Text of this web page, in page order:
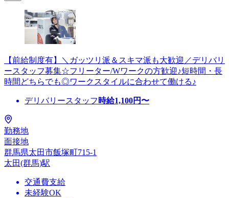
【前給制度有】＼ガッツリ派＆スキマ派も大歓迎／デリバリ
ースタッフ募集☆フリーター/Wワークの方歓迎♪短時間・長
時間どちらでも◎ワークスタイルに合わせて働ける♪
デリバリースタッフ 時給1,100円〜
勤務地
面接地
群馬県太田市飯塚町715-1
太田(群馬)駅
交通費支給
未経験OK